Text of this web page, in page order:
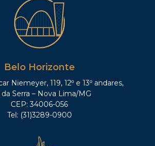
Belo Horizonte
Niemeyer, 119, 12º e 13º andares,
da Serra – Nova Lima/MG
CEP: 34006-056
Tel: (31)3289-0900